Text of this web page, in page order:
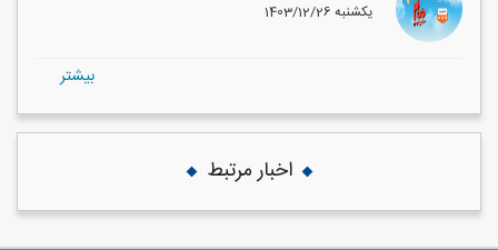
1403/12/26 یکشنبه
بيشتر
اخبار مرتبط